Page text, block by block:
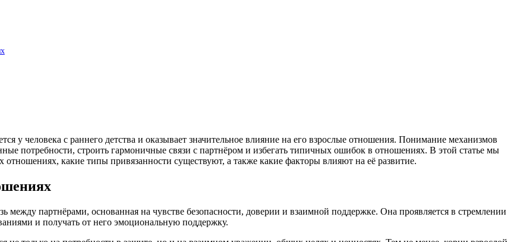
у человека с раннего детства и оказывает значительное влияние на его взрослые отношения. Понимание механизмов
потребности, строить гармоничные связи с партнёром и избегать типичных ошибок в отношениях. В этой статье мы
какие типы привязанности существуют, а также какие факторы влияют на её развитие.
партнёрами, основанная на чувстве безопасности, доверии и взаимной поддержке. Она проявляется в стремлении
и получать от него эмоциональную поддержку.